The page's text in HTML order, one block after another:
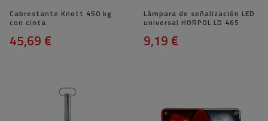
Cabrestante Knott 450 kg
con cinta
45,69 €
Lámpara de señalización LED
universal HORPOL LD 465
9,19 €